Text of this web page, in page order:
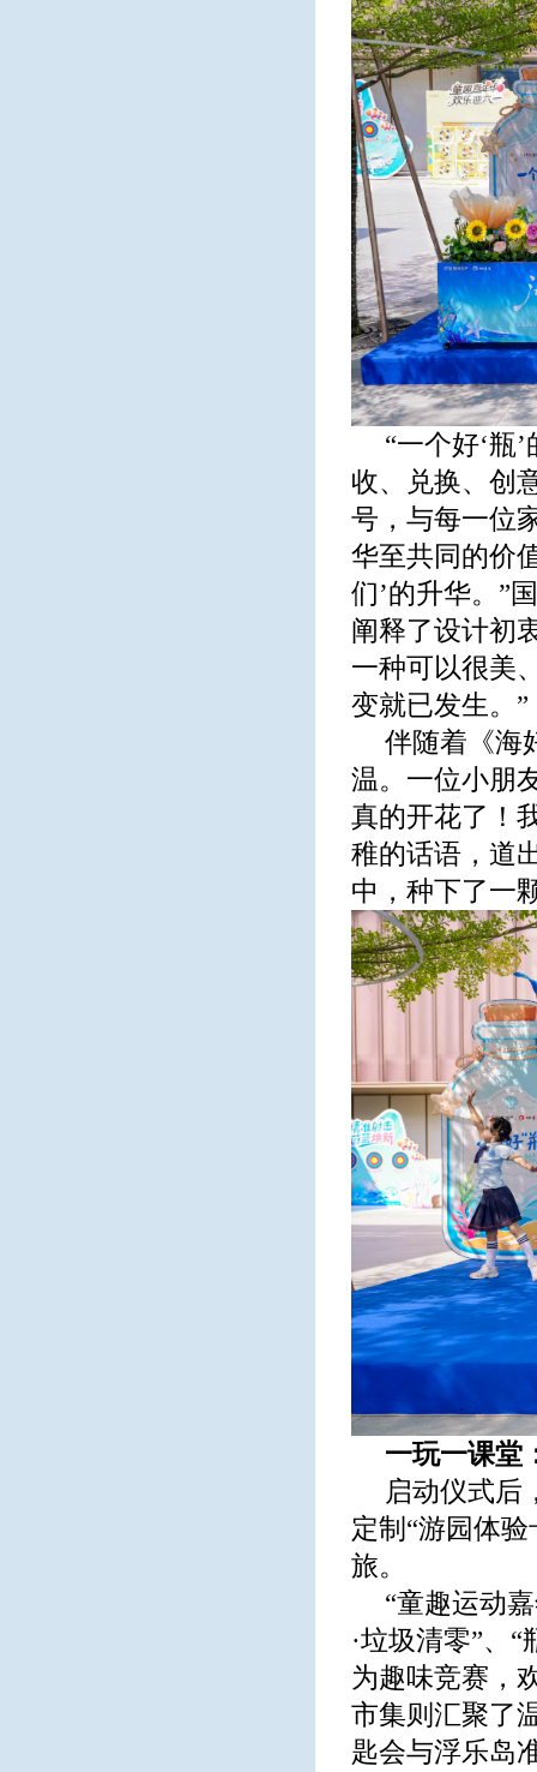
“一个好‘瓶
收、兑换、创
号，与每一位
华至共同的价
们’的升华。”
阐释了设计初
一种可以很美
变就已发生。”
伴随着《海
温。一位小朋
真的开花了！
稚的话语，道
中，种下了一
一玩一课堂
启动仪式后
定制“游园体
旅。
“童趣运动
·垃圾清零”、
为趣味竞赛，
市集则汇聚了
匙会与浮乐岛